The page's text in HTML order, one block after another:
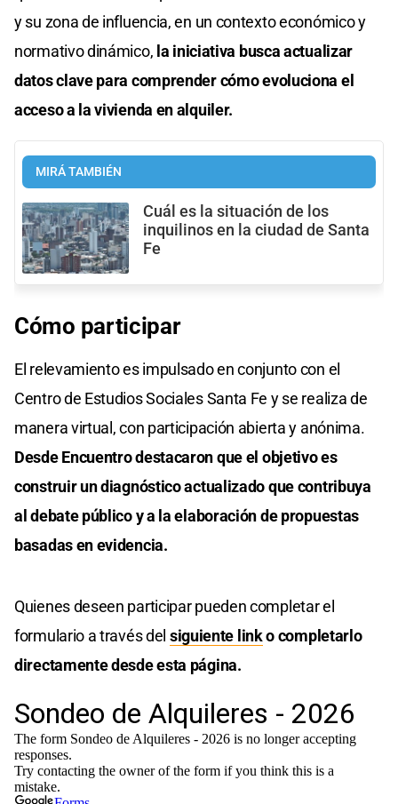
y su zona de influencia, en un contexto económico y
normativo dinámico, la iniciativa busca actualizar
datos clave para comprender cómo evoluciona el
acceso a la vivienda en alquiler.
MIRÁ TAMBIÉN
Cuál es la situación de los
inquilinos en la ciudad de Santa
Fe
Cómo participar
El relevamiento es impulsado en conjunto con el
Centro de Estudios Sociales Santa Fe y se realiza de
manera virtual, con participación abierta y anónima.
Desde Encuentro destacaron que el objetivo es
construir un diagnóstico actualizado que contribuya
al debate público y a la elaboración de propuestas
basadas en evidencia.
Quienes deseen participar pueden completar el
formulario a través del siguiente linko completarlo
directamente desde esta página.